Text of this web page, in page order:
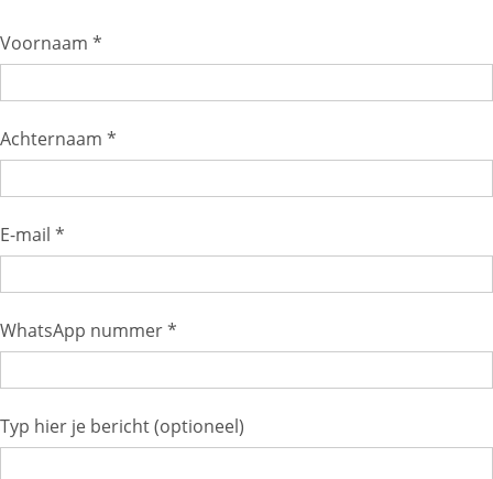
Voornaam *
Achternaam *
E-mail *
WhatsApp nummer *
Typ hier je bericht (optioneel)